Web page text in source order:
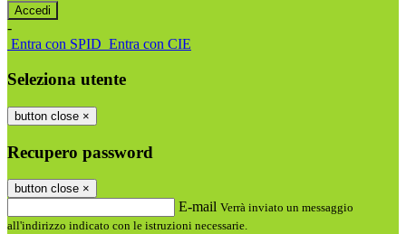
-
Entra con SPID Entra con CIE
Seleziona utente
button close ×
Recupero password
button close ×
E-mail Verrà inviato un messaggio
all'indirizzo indicato con le istruzioni necessarie.